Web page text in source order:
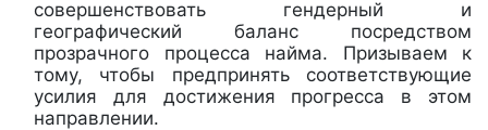
совершенствовать гендерный и
географический баланс посредством
прозрачного процесса найма. Призываем к
тому, чтобы предпринять соответствующие
усилия для достижения прогресса в этом
направлении.